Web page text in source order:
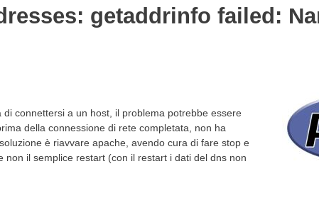
getaddrinfo failed:
connettersi a un host, il problema potrebbe essere
della connessione di rete completata, non ha
è riavvare apache, avendo cura di fare stop e
il semplice restart (con il restart i dati del dns non